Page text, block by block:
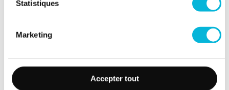
Statistiques
Marketing
Accepter tout
Actualités
Presse
FAQ